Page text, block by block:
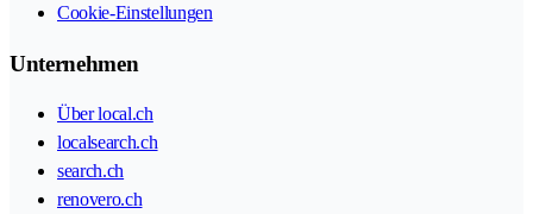
Cookie-Einstellungen
Unternehmen
Über local.ch
localsearch.ch
search.ch
renovero.ch